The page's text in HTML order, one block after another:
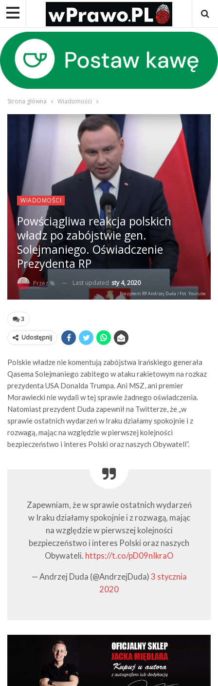
Strona główna Wiadomości
WIADOMOŚCI
Powściągliwa reakcja polskich
władz po zabójstwie gen.
Solejmaniego. Oświadczenie
Prezydenta RP
Przez % Last updated sty 4, 2020
Prezydent RP Andrzej Duda / Fot. Youtube
3
Udostępnij
Polskie władze nie komentują zabójstwa irańskiego generała
Qasema Solejmaniego zabitego w ataku rakietowym na rozkaz
prezydenta USA Donalda Trumpa. Ani MSZ, ani premier
Morawiecki nie wydali w tej sprawie żadnego oświadczenia.
Natomiast prezydent Duda zapewnił na Twitterze, że „w
sprawie ostatnich wydarzeń w Iraku działamy spokojnie i z
rozwagą, mając na względzie w pierwszej kolejności
bezpieczeństwo i interes Polski oraz naszych Obywateli”.
Zapewniam, że w sprawie ostatnich wydarzeń
w Iraku działamy spokojnie i z rozwagą, mając
na względzie w pierwszej kolejności
bezpieczeństwo i interes Polski oraz naszych
Obywateli. https://t.co/pD09nIkraO
— Andrzej Duda (@AndrzejDuda) 3 stycznia
2020